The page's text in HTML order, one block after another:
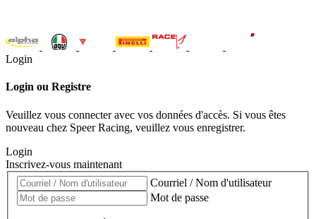
Login
Login ou Registre
Veuillez vous connecter avec vos données d'accès. Si vous êtes
nouveau chez Speer Racing, veuillez vous enregistrer.
Login
Inscrivez-vous maintenant
Courriel / Nom d'utilisateur
Mot de passe